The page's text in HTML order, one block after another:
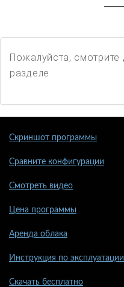
Пожалуйста, смотрите
разделе
Скриншот программы
Сравните конфигурации
Смотреть видео
Цена программы
Аренда облака
Инструкция по эксплуатации
Скачать бесплатно